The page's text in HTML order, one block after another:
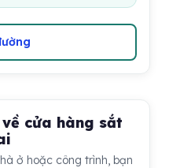
cửa hàng sắt
ở hoặc công trình, bạn